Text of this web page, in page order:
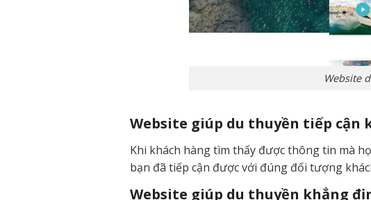
Website
Website giúp du thuyền tiếp cận
Khi khách hàng tìm thấy được thông tin mà
bạn đã tiếp cận được với đúng đối tượng
Website giúp du thuyền khẳng